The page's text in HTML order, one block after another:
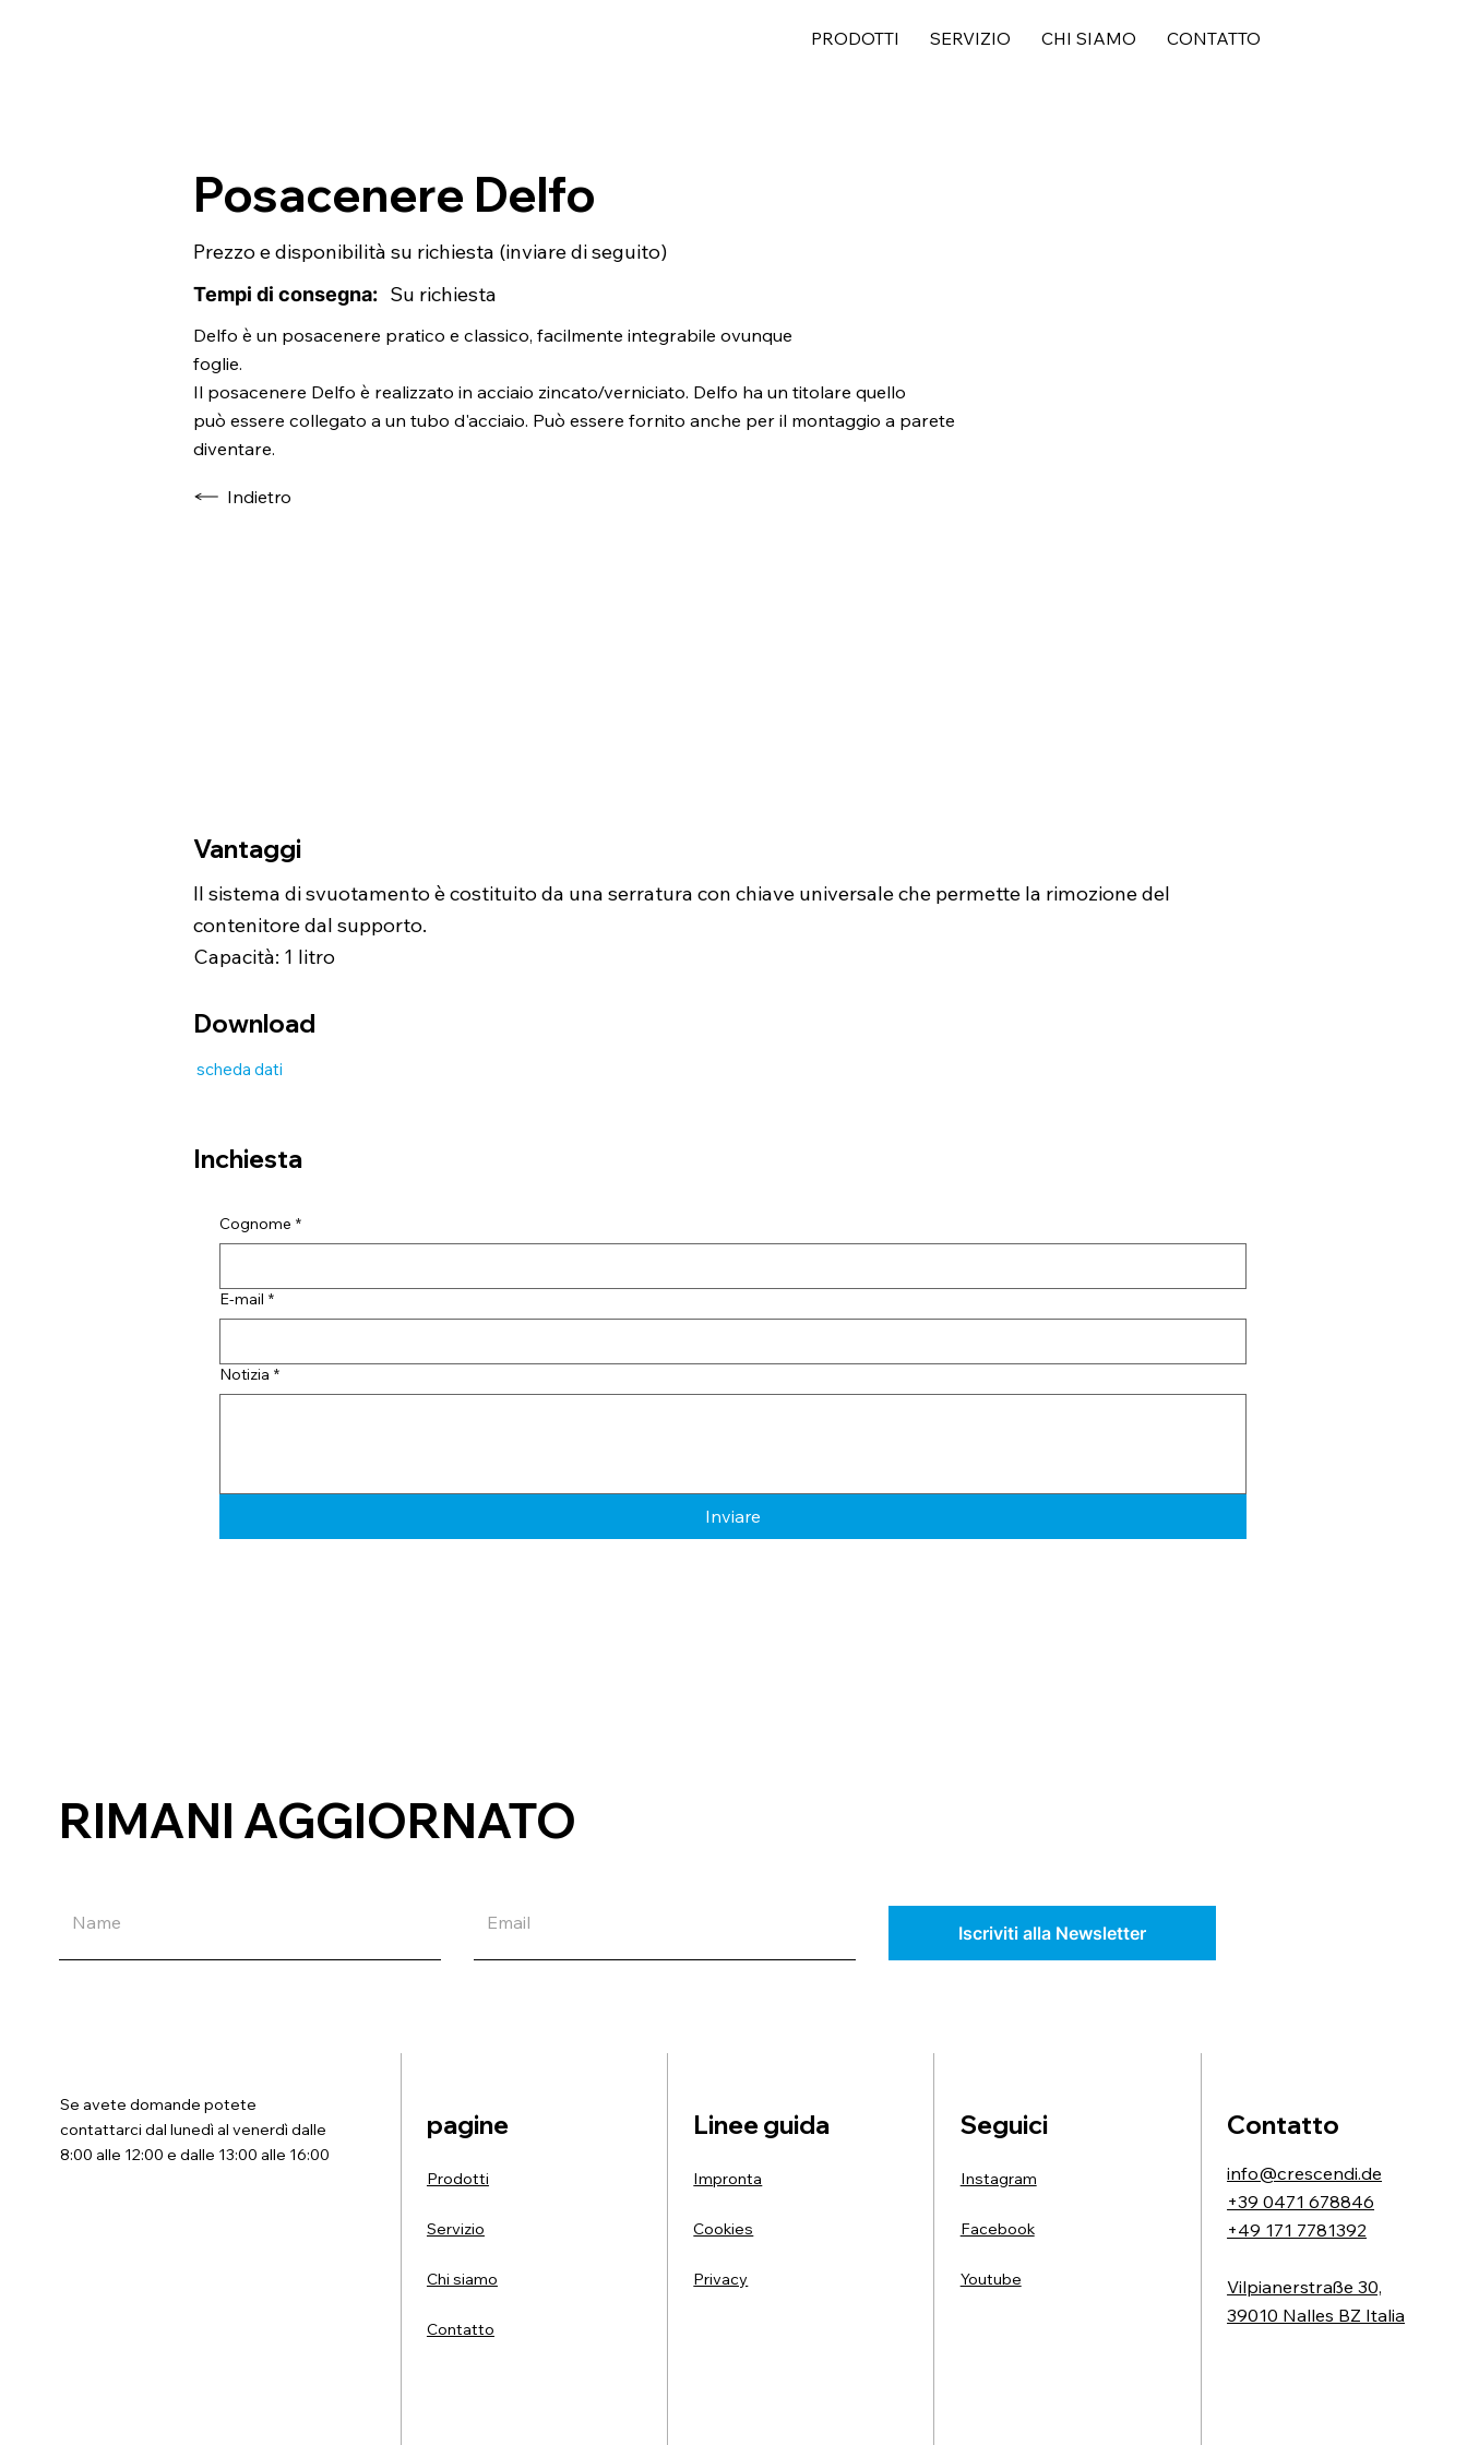
PRODOTTI SERVIZIO CHI SIAMO CONTATTO
Posacenere Delfo
Delfo è un posacenere pratico e classico, facilmente integrabile ovunque
foglie.
Il posacenere Delfo è realizzato in acciaio zincato/verniciato. Delfo ha un titolare quello
può essere collegato a un tubo d'acciaio. Può essere fornito anche per il montaggio a parete
diventare.
Indietro
Prezzo e disponibilità su richiesta (inviare di seguito)
Tempi di consegna: Su richiesta
Vantaggi
Il sistema di svuotamento è costituito da una serratura con chiave universale che permette la rimozione del
contenitore dal supporto.
Capacità: 1 litro
Download
scheda dati
Inchiesta
Cognome *
E-mail *
Notizia *
Inviare
Iscriviti alla Newsletter
RIMANI AGGIORNATO
Contatto
info@crescendi.de
+39 0471 678846
+49 171 7781392
Vilpianerstraße 30,
39010 Nalles BZ Italia
Se avete domande potete
contattarci dal lunedì al venerdì dalle
8:00 alle 12:00 e dalle 13:00 alle 16:00
pagine
Prodotti
Servizio
Chi siamo
Contatto
Linee guida
Impronta
Cookies
Privacy
Seguici
Instagram
Facebook
Youtube